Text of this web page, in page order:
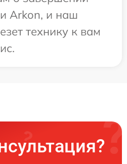
Arkon, и наш
технику к вам